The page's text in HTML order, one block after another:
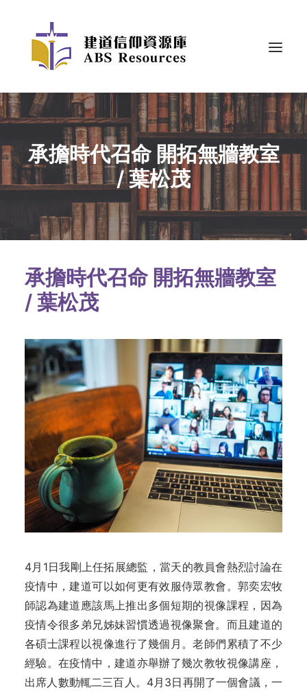
承擔時代召命 開拓無牆教室
/ 葉松茂
承擔時代召命 開拓無牆教室
/ 葉松茂
4月1日我剛上任拓展總監，當天的教員會熱烈討論在
疫情中，建道可以如何更有效服侍眾教會。郭奕宏牧
師認為建道應該馬上推出多個短期的視像課程，因為
疫情令很多弟兄姊妹習慣透過視像聚會。而且建道的
各碩士課程以視像進行了幾個月。老師們累積了不少
經驗。在疫情中，建道亦舉辦了幾次教牧視像講座，
出席人數動輒二三百人。4月3日再開了一個會議，一